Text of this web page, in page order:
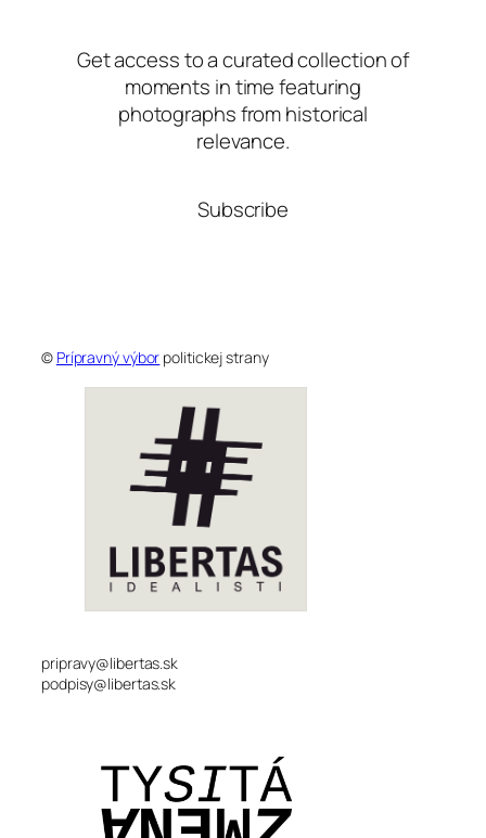
Get access to a curated collection of
moments in time featuring
photographs from historical
relevance.
Subscribe
© Prípravný výbor politickej strany
pripravy@libertas.sk
podpisy@libertas.sk